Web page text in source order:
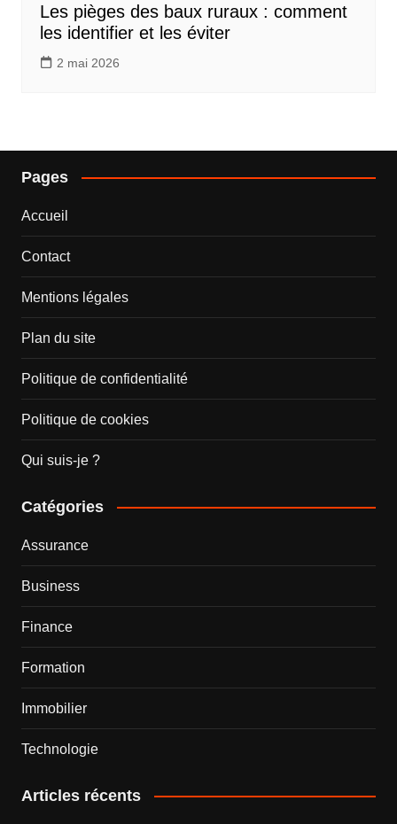
Les pièges des baux ruraux : comment
les identifier et les éviter
2 mai 2026
Pages
Accueil
Contact
Mentions légales
Plan du site
Politique de confidentialité
Politique de cookies
Qui suis-je ?
Catégories
Assurance
Business
Finance
Formation
Immobilier
Technologie
Articles récents